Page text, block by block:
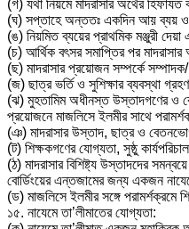
(গ) যথা নিয়মে মাদরাসার অর্থের
(ঘ) সপ্তাহে অন্ততঃ একদিন আয় ব্যয় ও
(ঙ) নিয়মিত ব্যয়ের প্রাথমিক মঞ্জুরী
(চ) আর্থিক বৎসর সমাপ্তির পর মাদরাসার
(ছ) মাদরাসার প্রয়োজন সম্পর্কে
(জ) ছাত্র ভর্তি ও সুশিক্ষার ব্যবস্থা
(ঝ) মুহতামিম অধীনস্ত উস্তাদগণের ও
প্রয়োজনে মাজলিসে ইলমীর সাথে
(ঞ) মাদরাসার উস্তাদ, ছাত্র ও বেতনভোগী
(ট) শিক্ষকগণের যোগ্যতা, সুষ্ঠু
(ঠ) মাদরাসার বিশিষ্ট্য উস্তাদদের
বোর্ডিংয়ের এন্তজামের জন্য একজন
(ড) মাজলিসে ইলমীর সঙ্গে পরামর্শক্রমে
১৫. নাযেমে তা’লীমাতের যোগ্যতা: